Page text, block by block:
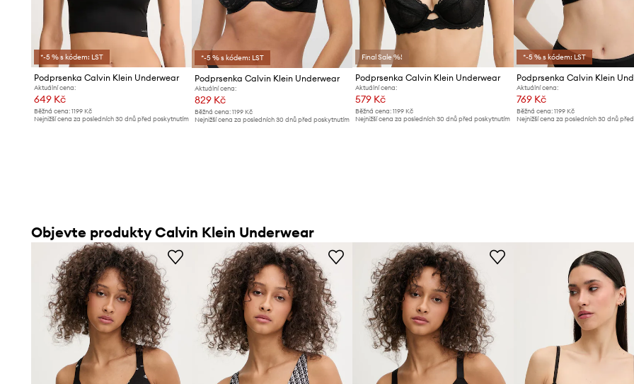
*-5 % s kódem: LST
Podprsenka Calvin Klein Underwear
Aktuální cena:
649 Kč
Běžná cena: 1199 Kč
Nejnižší cena za posledních 30 dnů před poskytnutím
*-5 % s kódem: LST
Podprsenka Calvin Klein Underwear
Aktuální cena:
829 Kč
Běžná cena:1199 Kč
Nejnižší cena za posledních 30 dnů před poskytnutím
Final Sale %!
Podprsenka Calvin Klein Underwear
Aktuální cena:
579 Kč
Běžná cena: 1199 Kč
Nejnižší cena za posledních 30 dnů před poskytnutím
*-5 % s kódem: LST
Podprsenka Calvin Klein
Aktuální cena:
769 Kč
Běžná cena: 1199 Kč
Nejnižší cena za posledních 30 dnů
Objevte produkty Calvin Klein Underwear